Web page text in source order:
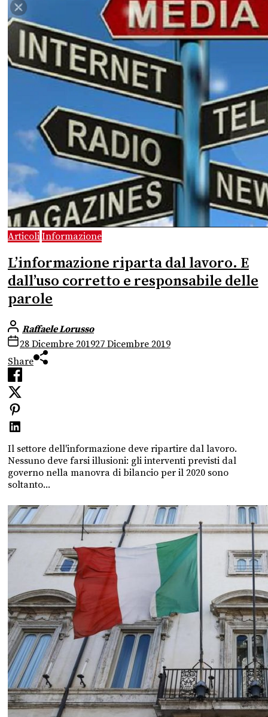
Articoli Informazione
L’informazione riparta dal lavoro. E
dall’uso corretto e responsabile delle
parole
Raffaele Lorusso
28 Dicembre 201927 Dicembre 2019
Share
Il settore dell'informazione deve ripartire dal lavoro.
Nessuno deve farsi illusioni: gli interventi previsti dal
governo nella manovra di bilancio per il 2020 sono
soltanto...